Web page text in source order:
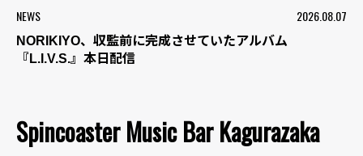
NEWS 2026.08.07
NORIKIYO、収監前に完成させていたアルバム
『L.I.V.S.』本日配信
Spincoaster Music Bar Kagurazaka